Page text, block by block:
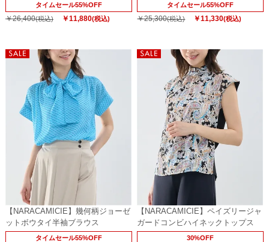
タイムセール55%OFF
￥26,400(税込) ￥11,880(税込)
タイムセール55%OFF
￥25,300(税込) ￥11,330(税込)
【NARACAMICIE】幾何柄ジョーゼ
ットボウタイ半袖ブラウス
タイムセール55%OFF
【NARACAMICIE】ペイズリージャ
ガードコンビハイネックトップス
30%OFF